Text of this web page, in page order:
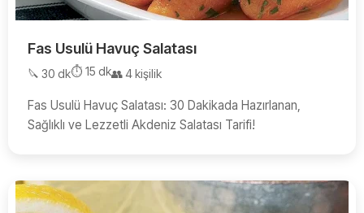
Fas Usulü Havuç Salatası
🔪 30 dk⏱️ 15 dk👥 4 kişilik
Fas Usulü Havuç Salatası: 30 Dakikada Hazırlanan,
Sağlıklı ve Lezzetli Akdeniz Salatası Tarifi!